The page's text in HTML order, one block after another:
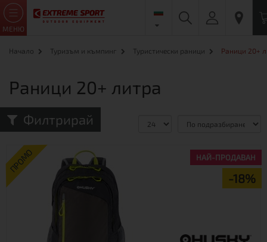
МЕНЮ
Начало Туризъм и къмпинг Туристически раници Раници 20+
Филтрирай
Раници 20+ литра
Сравни (0)
ПРОМО
-18%
НАЙ-ПРОДАВАН